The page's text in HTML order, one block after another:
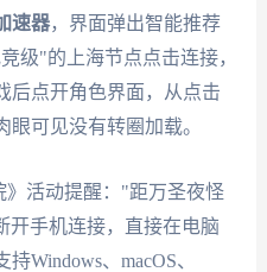
速器，界面弹出智能推荐
级"的上海节点点击连接，
后点开角色界面，从点击
可见没有转圈加载。
》活动提醒："距万圣夜怪
开手机连接，直接在电脑
Windows、macOS、